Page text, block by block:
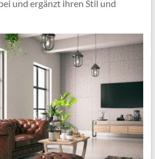
und ergänzt ihren Stil und